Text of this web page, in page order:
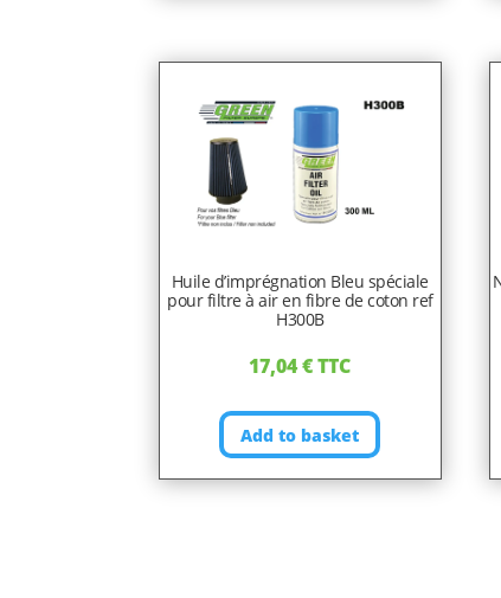
Huile d’imprégnation Bleu spéciale
pour filtre à air en fibre de coton ref
H300B
17,04€ TTC
Add to basket